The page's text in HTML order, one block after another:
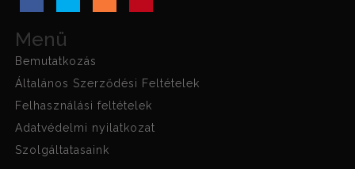
Menü
Bemutatkozás
Általános Szerződési Feltételek
Felhasználási feltételek
Adatvédelmi nyilatkozat
Szolgáltatasaink